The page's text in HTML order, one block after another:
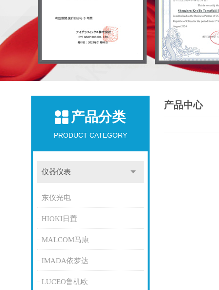
产品分类
PRODUCT CATEGORY
仪器仪表
东仪光电
HIOKI日置
MALCOM马康
IMADA依梦达
LUCEO鲁机欧
产品中心